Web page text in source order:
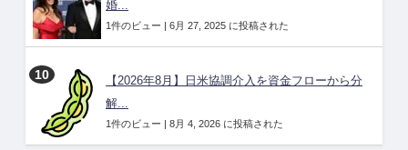
婚...
1件のビュー | 6月 27, 2025 に投稿された
【2026年8月】日米協調介入を資金フローから分
解...
1件のビュー | 8月 4, 2026 に投稿された